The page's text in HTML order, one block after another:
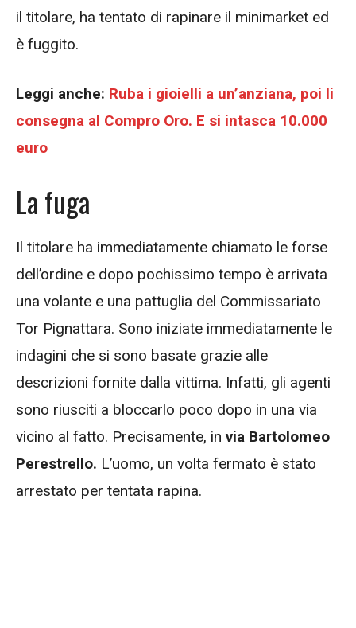
il titolare, ha tentato di rapinare il minimarket ed
è fuggito.
Leggi anche: Ruba i gioielli a un’anziana, poi li
consegna al Compro Oro. E si intasca 10.000
euro
La fuga
Il titolare ha immediatamente chiamato le forse
dell’ordine e dopo pochissimo tempo è arrivata
una volante e una pattuglia del Commissariato
Tor Pignattara. Sono iniziate immediatamente le
indagini che si sono basate grazie alle
descrizioni fornite dalla vittima. Infatti, gli agenti
sono riusciti a bloccarlo poco dopo in una via
vicino al fatto. Precisamente, in via Bartolomeo
Perestrello. L’uomo, un volta fermato è stato
arrestato per tentata rapina.